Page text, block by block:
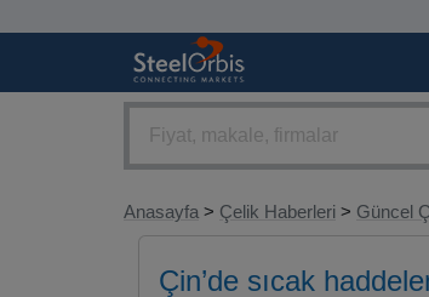
Anasayfa > Çelik Haberleri > Güncel
Çin’de sıcak